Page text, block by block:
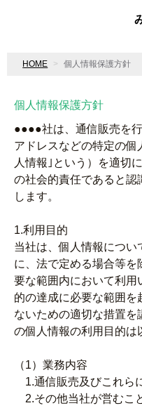
HOME 個人情報保護方針
個人情報保護方針
●●●●社は、通信販売を
アドレスなどの特定の個
人情報｣という）を適切
の社会的責任であると認
します。
1.利用目的
当社は、個人情報につい
に、法で定める場合等
要な範囲内において利用
的の達成に必要な範囲を
ないための適切な措置を
の個人情報の利用目的は
（1）業務内容
1.通信販売及びこれら
2.その他当社が営むこ